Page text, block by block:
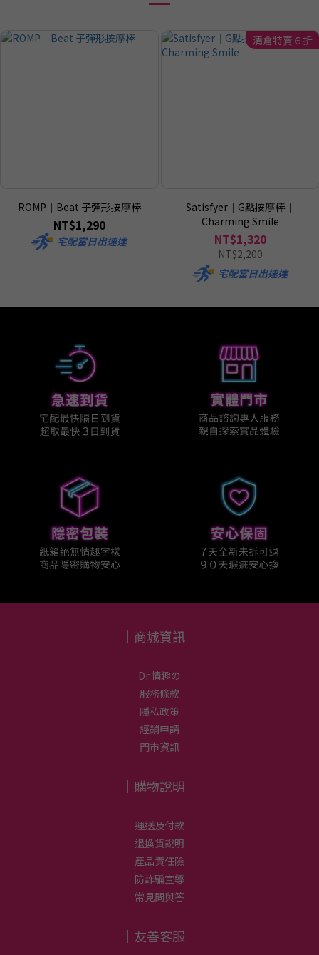
ROMP｜Beat 子彈形按摩棒
NT$1,290
宅配當日出速達
清倉特賣６折
Satisfyer｜G點按摩棒｜
Charming Smile
NT$1,320
NT$2,200
宅配當日出速達
｜商城資訊｜
Dr.情趣の
服務條款
隱私政策
經銷申請
門市資訊
｜購物說明｜
運送及付款
退換貨說明
產品責任險
防詐騙宣導
常見問與答
｜友善客服｜